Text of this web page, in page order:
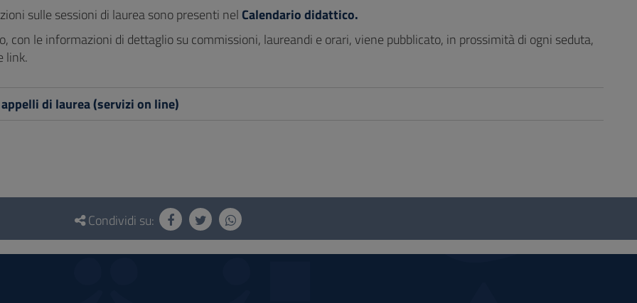
sulle sessioni di laurea sono presenti nel Calendario didattico.
con le informazioni di dettaglio su commissioni, laureandi e orari, viene pubblicato, in prossimità di ogni seduta,
link.
appelli di laurea (servizi on line)
Condividi su: